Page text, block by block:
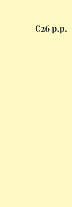
€26 p.p.